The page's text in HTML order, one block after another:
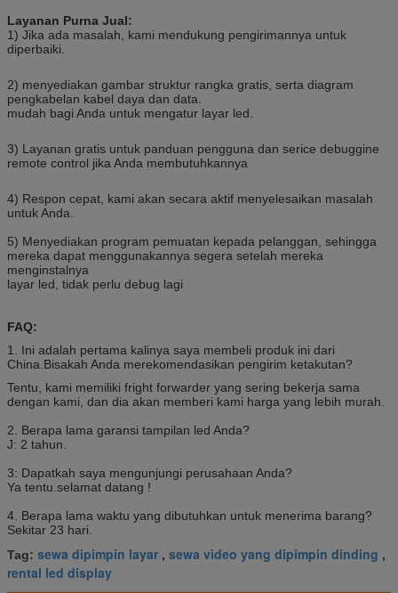
Layanan Purna Jual:
1) Jika ada masalah, kami mendukung pengirimannya untuk
diperbaiki.
2) menyediakan gambar struktur rangka gratis, serta diagram
pengkabelan kabel daya dan data.
mudah bagi Anda untuk mengatur layar led.
3) Layanan gratis untuk panduan pengguna dan serice debuggine
remote control jika Anda membutuhkannya
4) Respon cepat, kami akan secara aktif menyelesaikan masalah
untuk Anda.
5) Menyediakan program pemuatan kepada pelanggan, sehingga
mereka dapat menggunakannya segera setelah mereka
menginstalnya
layar led, tidak perlu debug lagi
FAQ:
1. Ini adalah pertama kalinya saya membeli produk ini dari
China.Bisakah Anda merekomendasikan pengirim ketakutan?
Tentu, kami memiliki fright forwarder yang sering bekerja sama
dengan kami, dan dia akan memberi kami harga yang lebih murah.
2. Berapa lama garansi tampilan led Anda?
J: 2 tahun.
3: Dapatkah saya mengunjungi perusahaan Anda?
Ya tentu.selamat datang !
4. Berapa lama waktu yang dibutuhkan untuk menerima barang?
Sekitar 23 hari.
Tag: sewa dipimpin layar , sewa video yang dipimpin dinding ,
rental led display